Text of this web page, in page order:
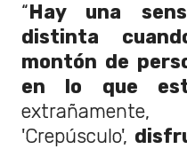
“ Hay una
distinta
montón de
en lo que
'Crepúsculo',